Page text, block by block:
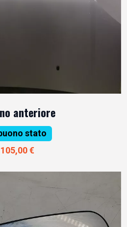
anteriore
stato
105,00 €